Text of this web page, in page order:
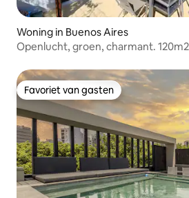
Woning in Buenos Aires
Openlucht, groen, charmant. 120m2
Favoriet van gasten
Favoriet van gasten